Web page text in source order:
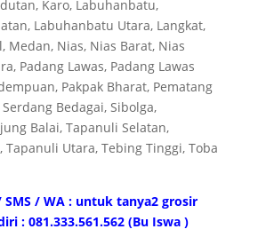
Karo, Labuhanbatu,
Labuhanbatu Utara, Langkat,
Medan, Nias, Nias Barat, Nias
Padang Lawas, Padang Lawas
Pakpak Bharat, Pematang
Bedagai, Sibolga,
Balai, Tapanuli Selatan,
Tapanuli Utara, Tebing Tinggi, Toba
SMS / WA : untuk tanya2 grosir
: 081.333.561.562 (Bu Iswa )